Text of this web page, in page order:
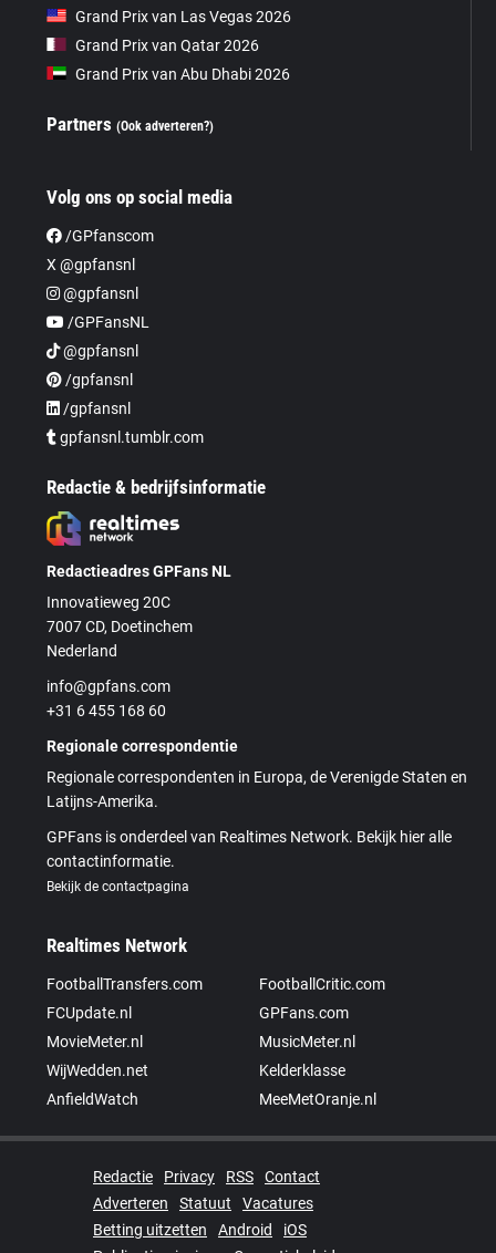
Grand Prix van Las Vegas 2026
Grand Prix van Qatar 2026
Grand Prix van Abu Dhabi 2026
Partners(Ook adverteren?)
Volg ons op social media
/GPfanscom
X @gpfansnl
@gpfansnl
/GPFansNL
@gpfansnl
/gpfansnl
/gpfansnl
gpfansnl.tumblr.com
Redactie & bedrijfsinformatie
Redactieadres GPFans NL
Innovatieweg 20C
7007 CD, Doetinchem
Nederland
info@gpfans.com
+31 6 455 168 60
Regionale correspondentie
Regionale correspondenten in Europa, de Verenigde Staten en
Latijns-Amerika.
GPFans is onderdeel van Realtimes Network. Bekijk hier alle
contactinformatie.
Bekijk de contactpagina
Realtimes Network
FootballTransfers.com
FootballCritic.com
FCUpdate.nl
GPFans.com
MovieMeter.nl
MusicMeter.nl
WijWedden.net
Kelderklasse
AnfieldWatch
MeeMetOranje.nl
Redactie Privacy RSS
Contact
Adverteren
Statuut
Vacatures
Betting uitzetten
Android
iOS